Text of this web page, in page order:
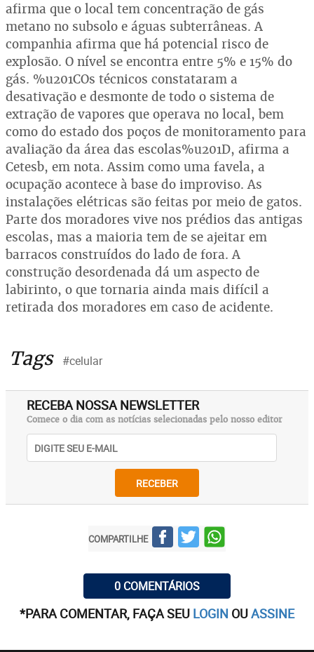
afirma que o local tem concentração de gás
metano no subsolo e águas subterrâneas. A
companhia afirma que há potencial risco de
explosão. O nível se encontra entre 5% e 15% do
gás. %u201COs técnicos constataram a
desativação e desmonte de todo o sistema de
extração de vapores que operava no local, bem
como do estado dos poços de monitoramento para
avaliação da área das escolas%u201D, afirma a
Cetesb, em nota. Assim como uma favela, a
ocupação acontece à base do improviso. As
instalações elétricas são feitas por meio de gatos.
Parte dos moradores vive nos prédios das antigas
escolas, mas a maioria tem de se ajeitar em
barracos construídos do lado de fora. A
construção desordenada dá um aspecto de
labirinto, o que tornaria ainda mais difícil a
retirada dos moradores em caso de acidente.
Tags #celular
RECEBA NOSSA NEWSLETTER
Comece o dia com as notícias selecionadas pelo nosso editor
RECEBER
COMPARTILHE
0 COMENTÁRIOS
*PARA COMENTAR, FAÇA SEU LOGIN OUASSINE